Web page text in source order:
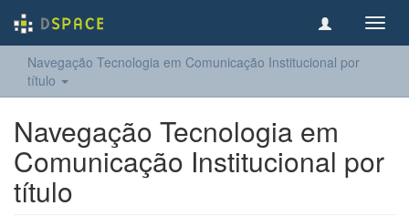
Navegação Tecnologia em Comunicação Institucional por
título
Navegação Tecnologia em
Comunicação Institucional por
título